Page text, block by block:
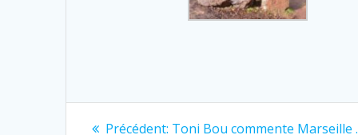
Navigation
Précédent: Previous
Toni Bou commente Marseille